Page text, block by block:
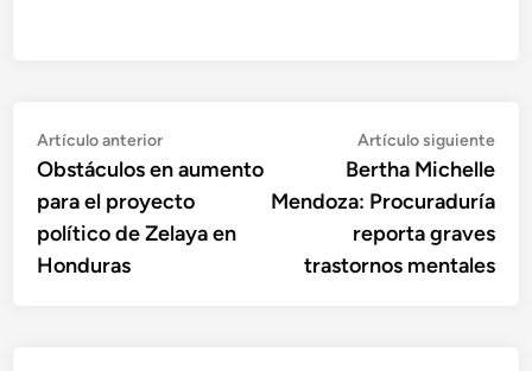
Navegación
de
entradas
Artículo anteriorArtículo
anterior:
Obstáculos en aumento
para el proyecto
político de Zelaya en
Honduras
Artículo siguiente
Bertha Michelle
Mendoza: Procuraduría
reporta graves
trastornos mentales